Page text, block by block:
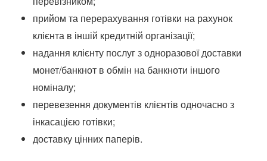
прийом та перерахування готівки на рахунок
клієнта в іншій кредитній організації;
надання клієнту послуг з одноразової доставки
монет/банкнот в обмін на банкноти іншого
номіналу;
перевезення документів клієнтів одночасно з
інкасацією готівки;
доставку цінних паперів.